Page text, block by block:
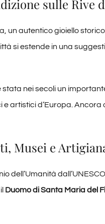
sulle Rive
un autentico gioiello
si estende in una
nei secoli un
artistici d’Europa.
Musei e
dell’Umanità
Duomo di Santa Maria del